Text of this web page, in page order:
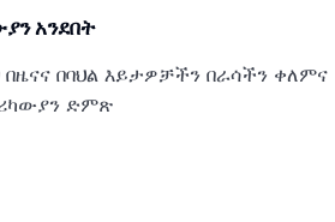
አንደበት
በዜናና በባህል እይታዎቻችን በራሳችን ቀለምና
ድምጽ